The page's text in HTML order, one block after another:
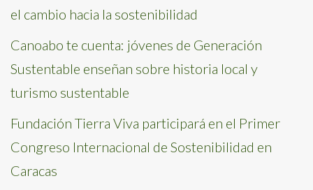
el cambio hacia la sostenibilidad
Canoabo te cuenta: jóvenes de Generación
Sustentable enseñan sobre historia local y
turismo sustentable
Fundación Tierra Viva participará en el Primer
Congreso Internacional de Sostenibilidad en
Caracas